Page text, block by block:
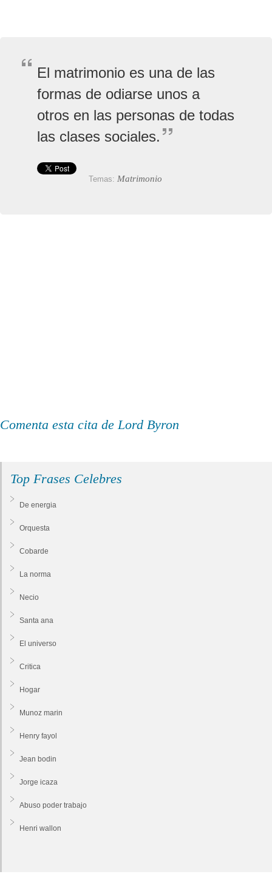
El matrimonio es una de las
formas de odiarse unos a
otros en las personas de todas
las clases sociales.
Temas: Matrimonio
Comenta esta cita de Lord Byron
Top Frases Celebres
De energia
Orquesta
Cobarde
La norma
Necio
Santa ana
El universo
Critica
Hogar
Munoz marin
Henry fayol
Jean bodin
Jorge icaza
Abuso poder trabajo
Henri wallon